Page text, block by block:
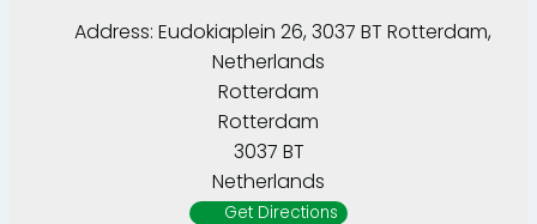
Address: Eudokiaplein 26, 3037 BT Rotterdam,
Netherlands
Rotterdam
Rotterdam
3037 BT
Netherlands
Get Directions